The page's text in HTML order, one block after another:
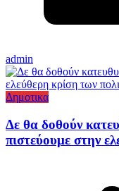
admin
Δημοτικα
Δε θα δοθούν
πιστεύουμε στην